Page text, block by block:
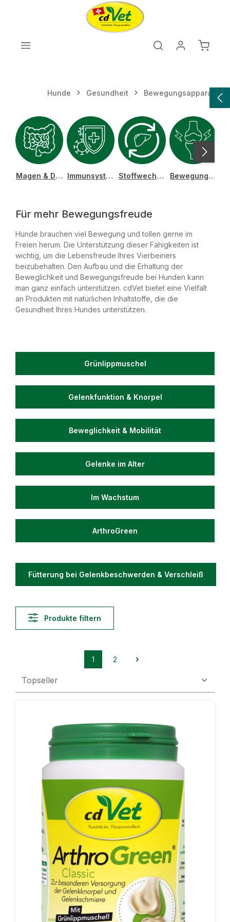
Zum Hauptinhalt springen
Hunde Gesundheit Bewegungsapparat
Magen & Darm Immunsystem Stoffwechsel & Leber Bewegungsapparat
Für mehr Bewegungsfreude
Hunde brauchen viel Bewegung und tollen gerne im
Freien herum. Die Unterstützung dieser Fähigkeiten ist
wichtig, um die Lebensfreude Ihres Vierbeiners
beizubehalten. Den Aufbau und die Erhaltung der
Beweglichkeit und Bewegungsfreude bei Hunden kann
man ganz einfach unterstützen. cdVet bietet eine Vielfalt
an Produkten mit natürlichen Inhaltstoffe, die die
Gesundheit Ihres Hundes unterstützen.
Grünlippmuschel
Gelenkfunktion & Knorpel
Beweglichkeit & Mobilität
Gelenke im Alter
Im Wachstum
ArthroGreen
Fütterung bei Gelenkbeschwerden & Verschleiß
Produkte filtern
Seite
1
Seite
2